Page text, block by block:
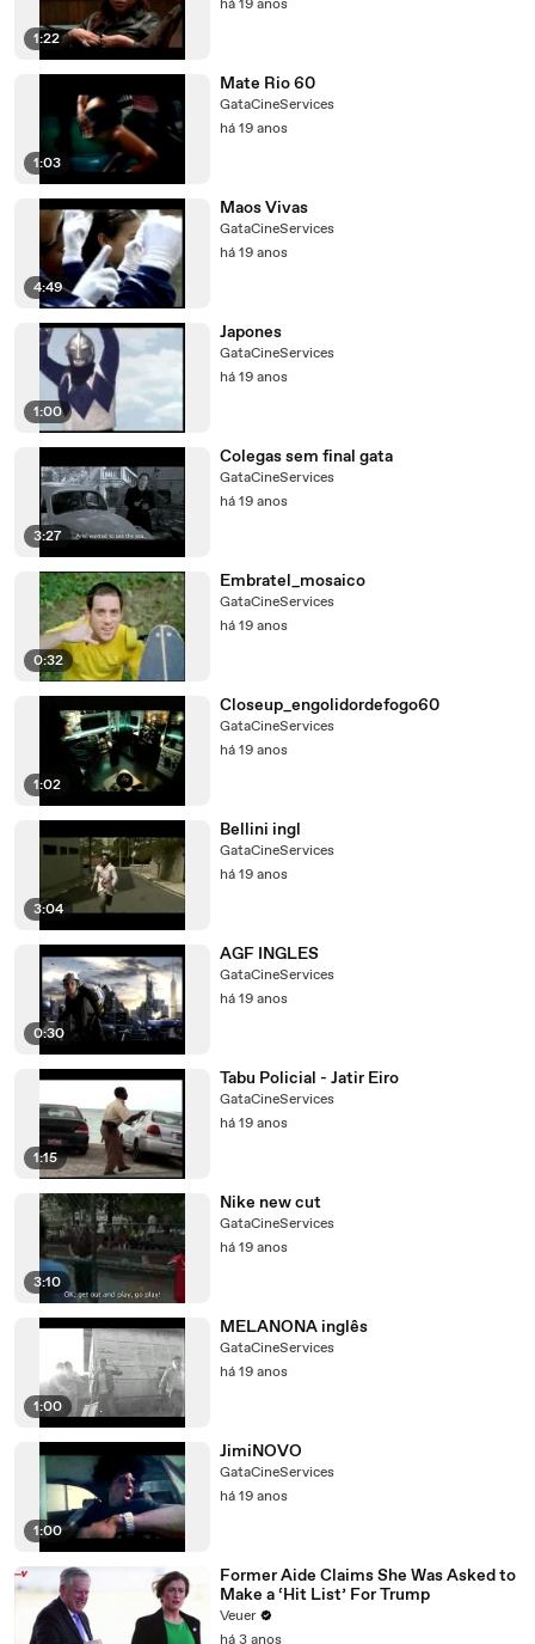
1:22
há 19 anos
1:03
Mate Rio 60
GataCineServices
há 19 anos
4:49
Maos Vivas
GataCineServices
há 19 anos
1:00
Japones
GataCineServices
há 19 anos
3:27
Colegas sem final gata
GataCineServices
há 19 anos
0:32
Embratel_mosaico
GataCineServices
há 19 anos
1:02
Closeup_engolidordefogo60
GataCineServices
há 19 anos
3:04
Bellini ingl
GataCineServices
há 19 anos
0:30
AGF INGLES
GataCineServices
há 19 anos
1:15
Tabu Policial - Jatir Eiro
GataCineServices
há 19 anos
3:10
Nike new cut
GataCineServices
há 19 anos
1:00
MELANONA inglês
GataCineServices
há 19 anos
1:00
JimiNOVO
GataCineServices
há 19 anos
Former Aide Claims She Was Asked to
Make a ‘Hit List’ For Trump
Veuer